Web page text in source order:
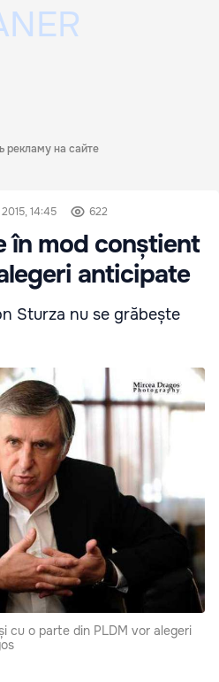
рекламу на сайте
14:45 622
în mod conștient
anticipate
Sturza nu se grăbește
cu o parte din PLDM vor alegeri